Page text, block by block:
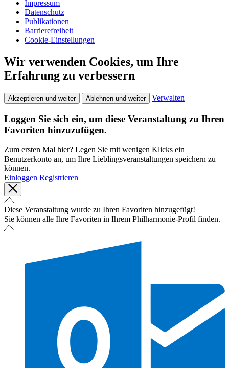
Impressum
Datenschutz
Publikationen
Barrierefreiheit
Cookie-Einstellungen
Wir verwenden Cookies, um Ihre
Erfahrung zu verbessern
Akzeptieren und weiter Ablehnen und weiter Verwalten
Loggen Sie sich ein, um diese Veranstaltung zu Ihren
Favoriten hinzuzufügen.
Zum ersten Mal hier? Legen Sie mit wenigen Klicks ein
Benutzerkonto an, um Ihre Lieblingsveranstaltungen speichern zu
können.
Einloggen Registrieren
Diese Veranstaltung wurde zu Ihren Favoriten hinzugefügt!
Sie können alle Ihre Favoriten in Ihrem Philharmonie-Profil finden.